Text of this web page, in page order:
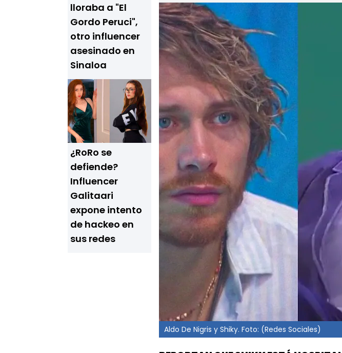
lloraba a "El
Gordo Peruci",
otro influencer
asesinado en
Sinaloa
¿RoRo se
defiende?
Influencer
Galitaari
expone intento
de hackeo en
sus redes
Aldo De Nigris y Shiky. Foto: (Redes Sociales)